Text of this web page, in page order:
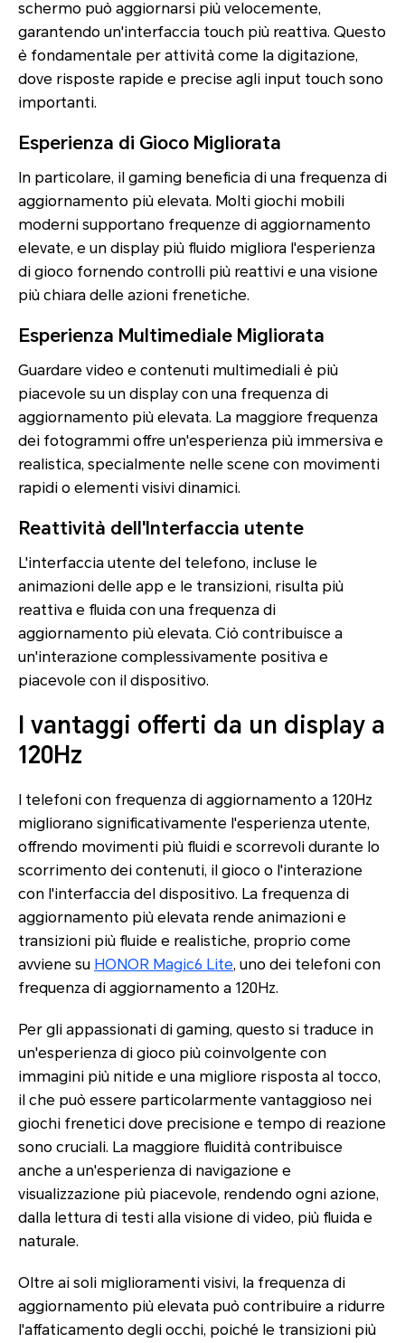
schermo può aggiornarsi più velocemente,
garantendo un'interfaccia touch più reattiva. Questo
è fondamentale per attività come la digitazione,
dove risposte rapide e precise agli input touch sono
importanti.
Esperienza di Gioco Migliorata
In particolare, il gaming beneficia di una frequenza di
aggiornamento più elevata. Molti giochi mobili
moderni supportano frequenze di aggiornamento
elevate, e un display più fluido migliora l'esperienza
di gioco fornendo controlli più reattivi e una visione
più chiara delle azioni frenetiche.
Esperienza Multimediale Migliorata
Guardare video e contenuti multimediali è più
piacevole su un display con una frequenza di
aggiornamento più elevata. La maggiore frequenza
dei fotogrammi offre un'esperienza più immersiva e
realistica, specialmente nelle scene con movimenti
rapidi o elementi visivi dinamici.
Reattività dell'Interfaccia utente
L'interfaccia utente del telefono, incluse le
animazioni delle app e le transizioni, risulta più
reattiva e fluida con una frequenza di
aggiornamento più elevata. Ciò contribuisce a
un'interazione complessivamente positiva e
piacevole con il dispositivo.
I vantaggi offerti da un display a
120Hz
I telefoni con frequenza di aggiornamento a 120Hz
migliorano significativamente l'esperienza utente,
offrendo movimenti più fluidi e scorrevoli durante lo
scorrimento dei contenuti, il gioco o l'interazione
con l'interfaccia del dispositivo. La frequenza di
aggiornamento più elevata rende animazioni e
transizioni più fluide e realistiche, proprio come
avviene su HONOR Magic6 Lite, uno dei telefoni con
frequenza di aggiornamento a 120Hz.
Per gli appassionati di gaming, questo si traduce in
un'esperienza di gioco più coinvolgente con
immagini più nitide e una migliore risposta al tocco,
il che può essere particolarmente vantaggioso nei
giochi frenetici dove precisione e tempo di reazione
sono cruciali. La maggiore fluidità contribuisce
anche a un'esperienza di navigazione e
visualizzazione più piacevole, rendendo ogni azione,
dalla lettura di testi alla visione di video, più fluida e
naturale.
Oltre ai soli miglioramenti visivi, la frequenza di
aggiornamento più elevata può contribuire a ridurre
l'affaticamento degli occhi, poiché le transizioni più